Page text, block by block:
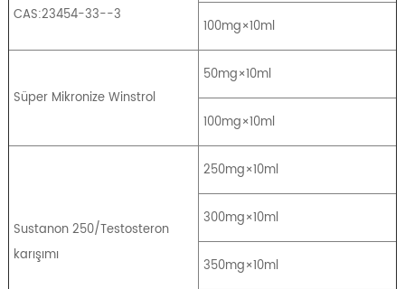
CAS:23454-33--3
100mg×10ml
Süper Mikronize Winstrol
50mg×10ml
100mg×10ml
Sustanon 250/Testosteron
karışımı
250mg×10ml
300mg×10ml
350mg×10ml